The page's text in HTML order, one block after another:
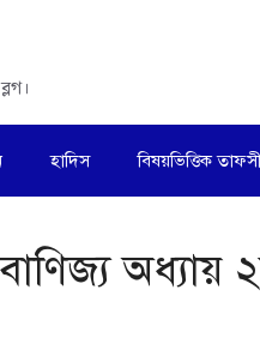
হাদিস বিষয়ভিত্তিক
অধ্যায়